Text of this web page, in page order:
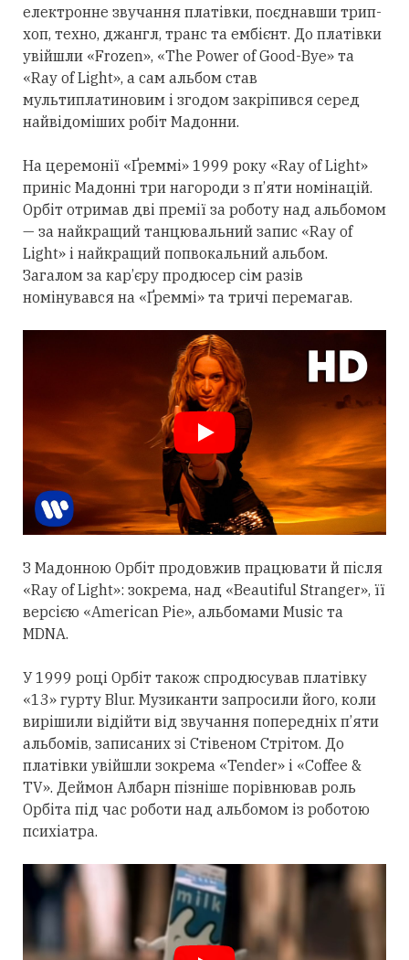
електронне звучання платівки, поєднавши трип-
хоп, техно, джангл, транс та ембієнт. До платівки
увійшли «Frozen», «The Power of Good-Bye» та
«Ray of Light», а сам альбом став
мультиплатиновим і згодом закріпився серед
найвідоміших робіт Мадонни.
На церемонії «Ґреммі» 1999 року «Ray of Light»
приніс Мадонні три нагороди з п’яти номінацій.
Орбіт отримав дві премії за роботу над альбомом
— за найкращий танцювальний запис «Ray of
Light» і найкращий попвокальний альбом.
Загалом за кар’єру продюсер сім разів
номінувався на «Ґреммі» та тричі перемагав.
З Мадонною Орбіт продовжив працювати й після
«Ray of Light»: зокрема, над «Beautiful Stranger», її
версією «American Pie», альбомами Music та
MDNA.
У 1999 році Орбіт також спродюсував платівку
«13» гурту Blur. Музиканти запросили його, коли
вирішили відійти від звучання попередніх п’яти
альбомів, записаних зі Стівеном Стрітом. До
платівки увійшли зокрема «Tender» і «Coffee &
TV». Деймон Албарн пізніше порівнював роль
Орбіта під час роботи над альбомом із роботою
психіатра.